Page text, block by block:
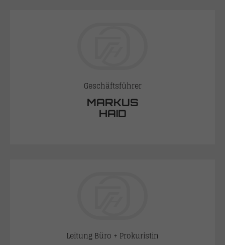
Geschäftsführer
MARKUS
HAID
Leitung Büro + Prokuristin